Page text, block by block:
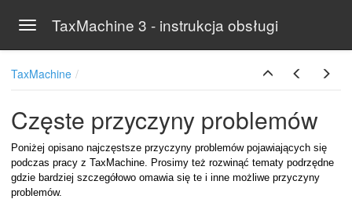
Toggle navigation
TaxMachine 3 - instrukcja obsługi
TaxMachine
Częste przyczyny problemów
Poniżej opisano najczęstsze przyczyny problemów pojawiających się
podczas pracy z TaxMachine. Prosimy też rozwinąć tematy podrzędne
gdzie bardziej szczegółowo omawia się te i inne możliwe przyczyny
problemów.